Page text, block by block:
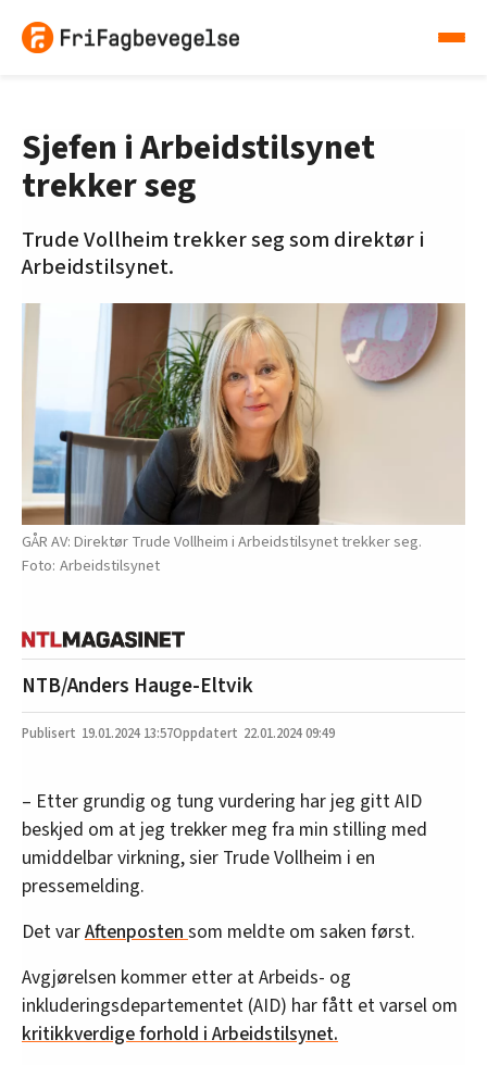
Sjefen i Arbeidstilsynet
trekker seg
Trude Vollheim trekker seg som direktør i
Arbeidstilsynet.
GÅR AV: Direktør Trude Vollheim i Arbeidstilsynet trekker seg.
Arbeidstilsynet
NTB/Anders Hauge-Eltvik
19.01.2024 13:57 22.01.2024 09:49
– Etter grundig og tung vurdering har jeg gitt AID
beskjed om at jeg trekker meg fra min stilling med
umiddelbar virkning, sier Trude Vollheim i en
pressemelding.
Det varAftenpostensom meldte om saken først.
Avgjørelsen kommer etter at Arbeids- og
inkluderingsdepartementet (AID) har fått et varsel om
kritikkverdige forhold i Arbeidstilsynet.